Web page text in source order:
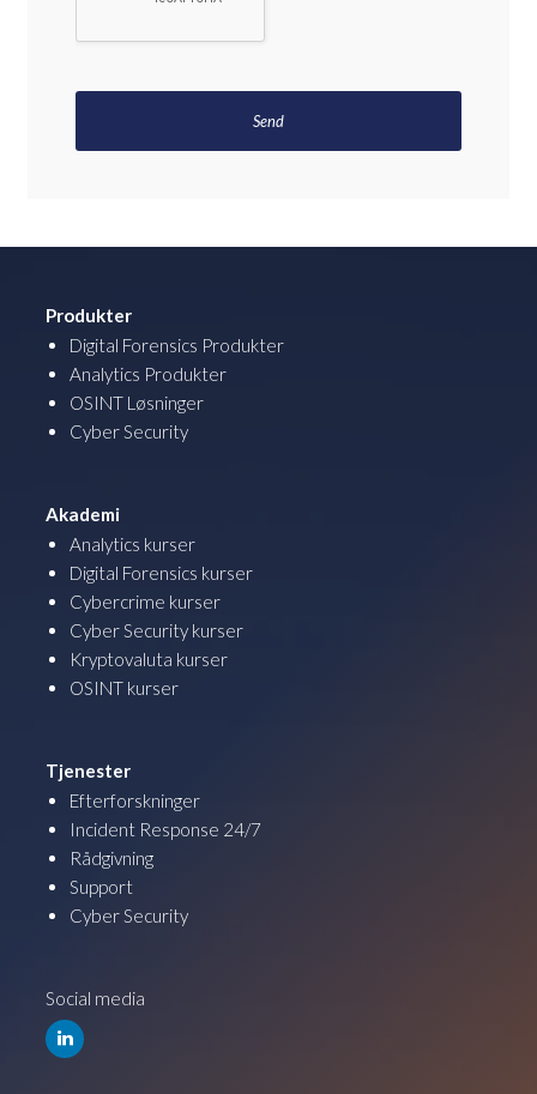
Produkter
Digital Forensics Produkter
Analytics Produkter
OSINT Løsninger
Cyber Security
Akademi
Analytics kurser
Digital Forensics kurser
Cybercrime kurser
Cyber Security kurser
Kryptovaluta kurser
OSINT kurser
Tjenester
Efterforskninger
Incident Response 24/7
Rådgivning
Support
Cyber Security
Social media